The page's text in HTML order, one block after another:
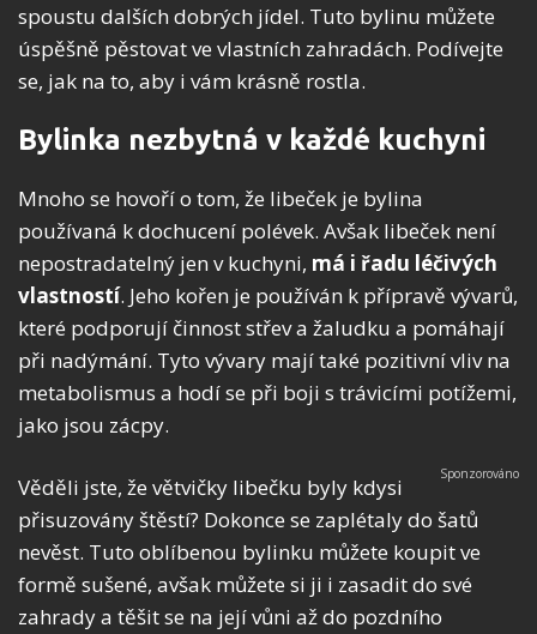
spoustu dalších dobrých jídel. Tuto bylinu můžete
úspěšně pěstovat ve vlastních zahradách. Podívejte
se, jak na to, aby i vám krásně rostla.
Bylinka nezbytná v každé kuchyni
Mnoho se hovoří o tom, že libeček je bylina
používaná k dochucení polévek. Avšak libeček není
nepostradatelný jen v kuchyni, má i řadu léčivých
vlastností. Jeho kořen je používán k přípravě vývarů,
které podporují činnost střev a žaludku a pomáhají
při nadýmání. Tyto vývary mají také pozitivní vliv na
metabolismus a hodí se při boji s trávicími potížemi,
jako jsou zácpy.
Věděli jste, že větvičky libečku byly kdysi
přisuzovány štěstí? Dokonce se zaplétaly do šatů
nevěst. Tuto oblíbenou bylinku můžete koupit ve
formě sušené, avšak můžete si ji i zasadit do své
zahrady a těšit se na její vůni až do pozdního